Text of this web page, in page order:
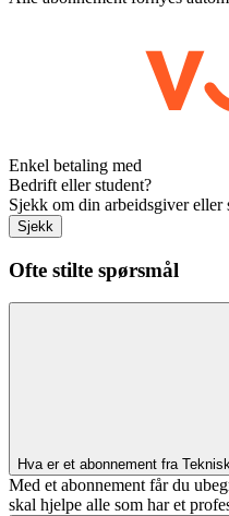
Enkel betaling med
Bedrift eller student?
Sjekk om din arbeidsgiver eller
Sjekk
Ofte stilte spørsmål
Hva er et abonnement fra
Med et abonnement får du
skal hjelpe alle som har et